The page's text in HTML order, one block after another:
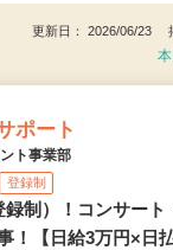
更新日： 2026/06/23
ポート
ト事業部
登録制
制）！コンサート
！【日給3万円×日